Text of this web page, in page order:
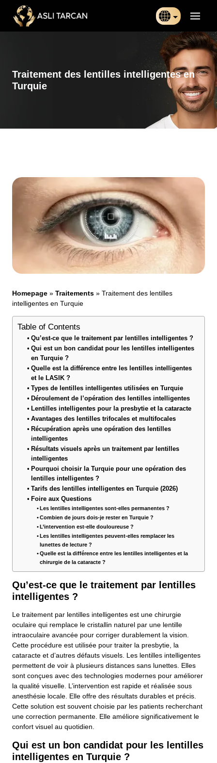
Türkçe
日本語
Indonesia
Български
Français
English
Traitement des lentilles intelligentes en
Turquie
Homepage » Traitements » Traitement des lentilles
intelligentes en Turquie
Table of Contents
Qu’est-ce que le traitement par lentilles intelligentes ?
Qui est un bon candidat pour les lentilles intelligentes
en Turquie ?
Quelle est la différence entre les lentilles intelligentes
et le LASIK ?
Types de lentilles intelligentes utilisées en Turquie
Déroulement de l’opération des lentilles intelligentes
Lentilles intelligentes pour la presbytie et la cataracte
Avantages des lentilles trifocales et multifocales
Récupération après une opération des lentilles
intelligentes
Résultats visuels après un traitement par lentilles
intelligentes
Pourquoi choisir la Turquie pour une opération des
lentilles intelligentes ?
Tarifs des lentilles intelligentes en Turquie (2026)
Foire aux Questions
Les lentilles intelligentes sont-elles permanentes ?
Combien de jours dois-je rester en Turquie ?
L’intervention est-elle douloureuse ?
Les lentilles intelligentes peuvent-elles remplacer les
lunettes de lecture ?
Quelle est la différence entre les lentilles intelligentes et la
chirurgie de la cataracte ?
Qu’est-ce que le traitement par lentilles
intelligentes ?
Le traitement par lentilles intelligentes est une chirurgie
oculaire qui remplace le cristallin naturel par une lentille
intraoculaire avancée pour corriger durablement la vision.
Cette procédure est utilisée pour traiter la presbytie, la
cataracte et d’autres défauts visuels. Les lentilles intelligentes
permettent de voir à plusieurs distances sans lunettes. Elles
sont conçues avec des technologies modernes pour améliorer
la qualité visuelle. L’intervention est rapide et réalisée sous
anesthésie locale. Elle offre des résultats durables et précis.
Cette solution est souvent choisie par les patients recherchant
une correction permanente. Elle améliore significativement le
confort visuel au quotidien.
Qui est un bon candidat pour les lentilles
intelligentes en Turquie ?